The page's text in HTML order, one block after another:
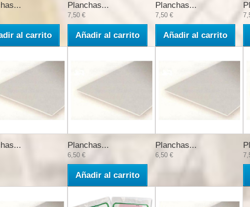
al carrito
Planchas...
7,50 €
Añadir al carrito
Planchas...
7,50 €
Añadir al carrito
Planchas...
6,50 €
Añadir al carrito
Planchas...
6,50 €